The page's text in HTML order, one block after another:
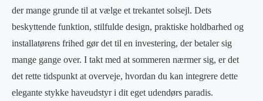
der mange grunde til at vælge et trekantet solsejl. Dets
beskyttende funktion, stilfulde design, praktiske holdbarhed og
installatørens frihed gør det til en investering, der betaler sig
mange gange over. I takt med at sommeren nærmer sig, er det
det rette tidspunkt at overveje, hvordan du kan integrere dette
elegante stykke haveudstyr i dit eget udendørs paradis.